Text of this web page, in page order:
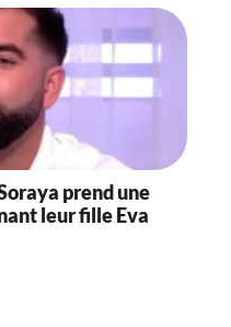
prend une
leur fille Eva